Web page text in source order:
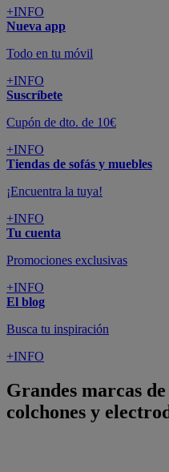
+INFO
Nueva app
Todo en tu móvil
+INFO
Suscríbete
Cupón de dto. de 10€
+INFO
Tiendas de sofás y muebles
¡Encuentra la tuya!
+INFO
Tu cuenta
Promociones exclusivas
+INFO
El blog
Busca tu inspiración
+INFO
Grandes marcas
colchones y